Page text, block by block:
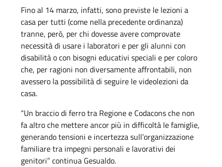
Fino al 14 marzo, infatti, sono previste le lezioni a
casa per tutti (come nella precedente ordinanza)
tranne, però, per chi dovesse avere comprovate
necessità di usare i laboratori e per gli alunni con
disabilità o con bisogni educativi speciali e per coloro
che, per ragioni non diversamente affrontabili, non
avessero la possibilità di seguire le videolezioni da
casa.
“Un braccio di ferro tra Regione e Codacons che non
fa altro che mettere ancor più in difficoltà le famiglie,
generando tensioni e incertezza sull’organizzazione
familiare tra impegni personali e lavorativi dei
genitori” continua Gesualdo.